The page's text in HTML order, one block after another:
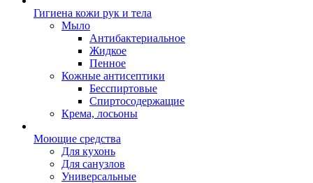
Гигиена кожи рук и тела
Мыло
Антибактериальное
Жидкое
Пенное
Кожные антисептики
Бесспиртовые
Cпиртосодержащие
Крема, лосьоны
Моющие средства
Для кухонь
Для санузлов
Универсальные